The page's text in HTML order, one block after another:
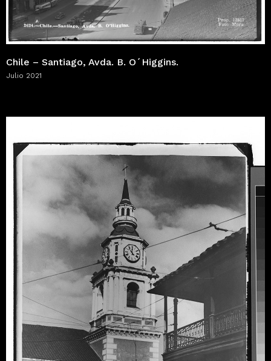
Chile – Santiago, Avda. B. O´Higgins.
Julio 2021